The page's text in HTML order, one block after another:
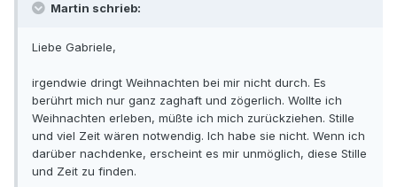
Martin schrieb:
Liebe Gabriele,
irgendwie dringt Weihnachten bei mir nicht durch. Es
berührt mich nur ganz zaghaft und zögerlich. Wollte ich
Weihnachten erleben, müßte ich mich zurückziehen. Stille
und viel Zeit wären notwendig. Ich habe sie nicht. Wenn ich
darüber nachdenke, erscheint es mir unmöglich, diese Stille
und Zeit zu finden.